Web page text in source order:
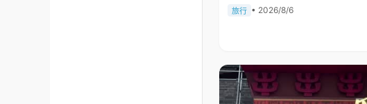
旅行 • 2026/8/6